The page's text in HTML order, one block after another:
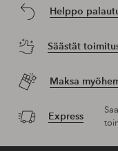
Helppo
Säästät
Maksa
Express